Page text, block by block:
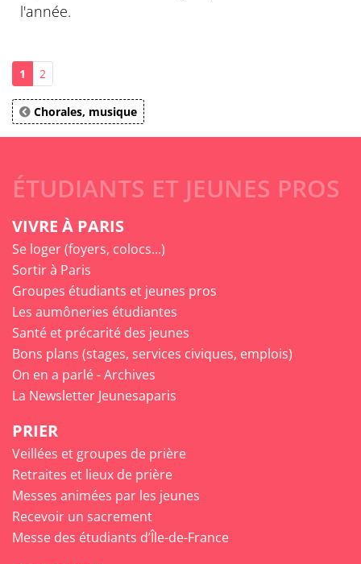
l'année.
1 2
Chorales, musique
ÉTUDIANTS ET JEUNES PROS
VIVRE À PARIS
Se loger (foyers, colocs...)
Sortir à Paris
Groupes étudiants et jeunes pros
Les aumôneries étudiantes
Santé et précarité des jeunes
Bons plans (stages, services civiques, emplois)
On en a parlé - Archives
La Newsletter Jeunesaparis
PRIER
Veillées et groupes de prière
Retraites et lieux de prière
Messes animées par les jeunes
Recevoir un sacrement
Messe des étudiants d’Île-de-France